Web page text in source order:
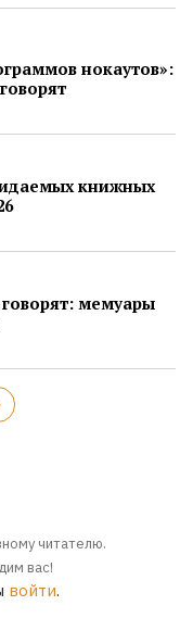
нокаутов»:
книжных
мемуары
читателю.
вас!
войти.